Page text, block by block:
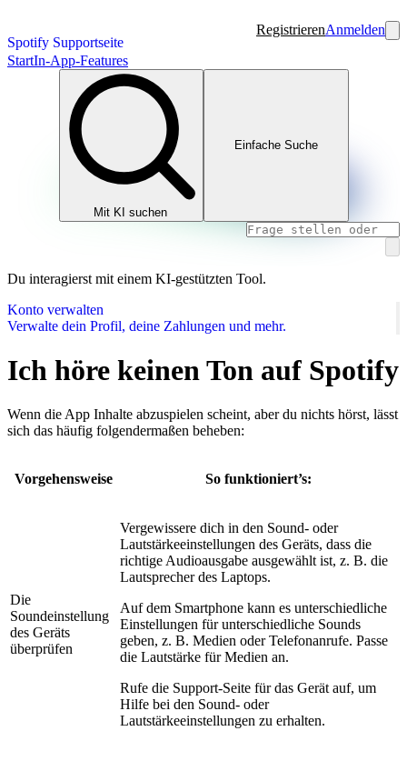
Spotify Supportseite
RegistrierenAnmelden
StartIn-App-Features
Mit KI suchen
Einfache Suche
Du interagierst mit einem KI-gestützten Tool.
Konto verwalten
Verwalte dein Profil, deine Zahlungen und mehr.
Ich höre keinen Ton auf Spotify
Wenn die App Inhalte abzuspielen scheint, aber du nichts hörst, lässt
sich das häufig folgendermaßen beheben:
Vorgehensweise So funktioniert’s:
Die
Soundeinstellung
des Geräts
überprüfen
Vergewissere dich in den Sound- oder
Lautstärkeeinstellungen des Geräts, dass die
richtige Audioausgabe ausgewählt ist, z. B. die
Lautsprecher des Laptops.
Auf dem Smartphone kann es unterschiedliche
Einstellungen für unterschiedliche Sounds
geben, z. B. Medien oder Telefonanrufe. Passe
die Lautstärke für Medien an.
Rufe die Support-Seite für das Gerät auf, um
Hilfe bei den Sound- oder
Lautstärkeeinstellungen zu erhalten.